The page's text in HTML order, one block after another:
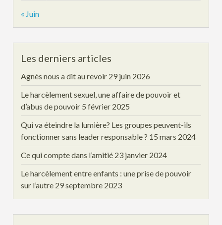
« Juin
Les derniers articles
Agnès nous a dit au revoir 29 juin 2026
Le harcèlement sexuel, une affaire de pouvoir et
d’abus de pouvoir 5 février 2025
Qui va éteindre la lumière? Les groupes peuvent-ils
fonctionner sans leader responsable ? 15 mars 2024
Ce qui compte dans l’amitié 23 janvier 2024
Le harcèlement entre enfants : une prise de pouvoir
sur l’autre 29 septembre 2023